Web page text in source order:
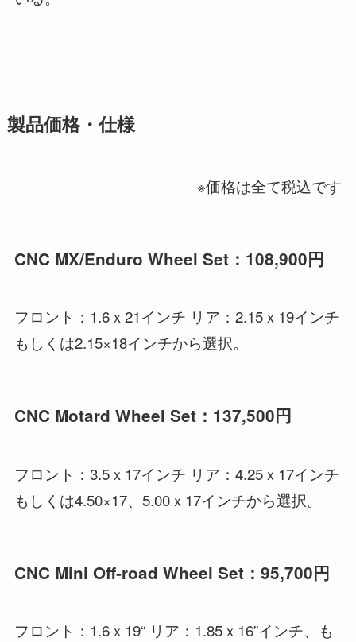
製品価格・仕様
※価格は全て税込です
CNC MX/Enduro Wheel Set：108,900円
フロント：1.6ｘ21インチ リア：2.15ｘ19インチ
もしくは2.15×18インチから選択。
CNC Motard Wheel Set：137,500円
フロント：3.5ｘ17インチ リア：4.25ｘ17インチ
もしくは4.50×17、5.00ｘ17インチから選択。
CNC Mini Off-road Wheel Set：95,700円
フロント：1.6ｘ19“ リア：1.85ｘ16”インチ、も